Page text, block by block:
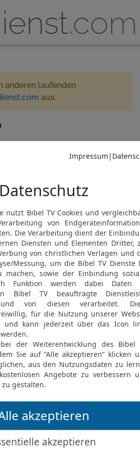
.com
anderen laufenden
aus.
Gemeinde abonnieren